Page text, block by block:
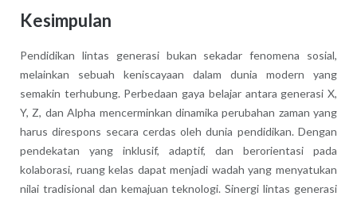
Kesimpulan
Pendidikan lintas generasi bukan sekadar fenomena sosial,
melainkan sebuah keniscayaan dalam dunia modern yang
semakin terhubung. Perbedaan gaya belajar antara generasi X,
Y, Z, dan Alpha mencerminkan dinamika perubahan zaman yang
harus direspons secara cerdas oleh dunia pendidikan. Dengan
pendekatan yang inklusif, adaptif, dan berorientasi pada
kolaborasi, ruang kelas dapat menjadi wadah yang menyatukan
nilai tradisional dan kemajuan teknologi. Sinergi lintas generasi